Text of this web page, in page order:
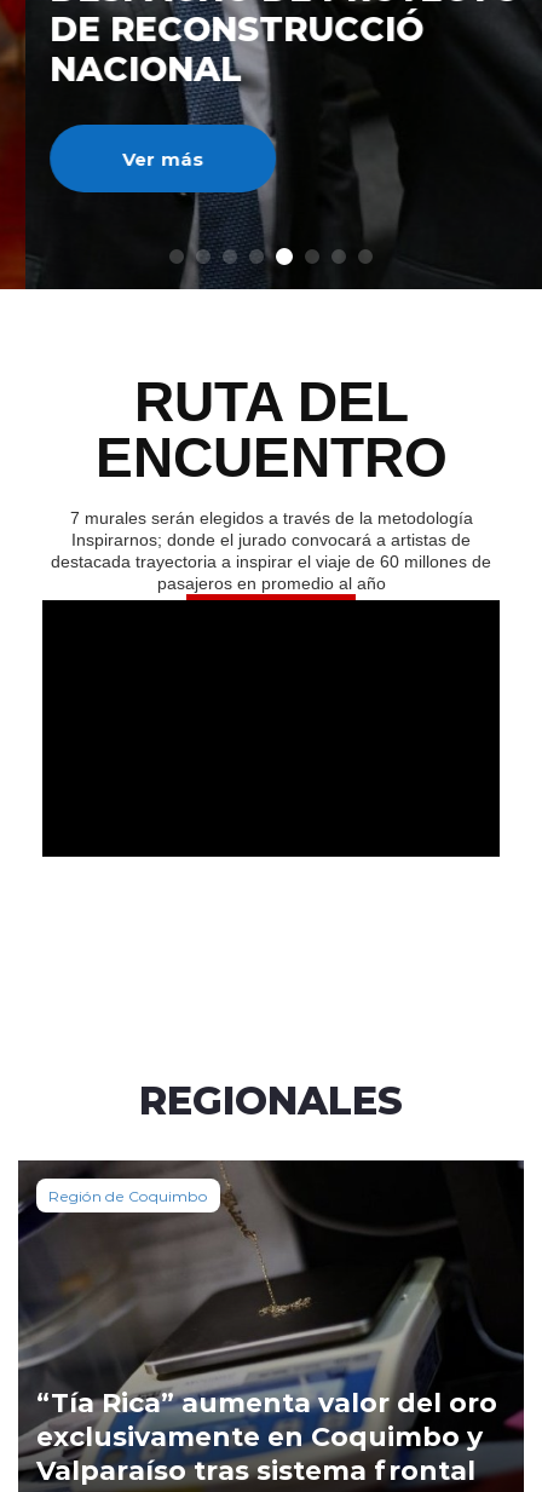
DE RECONSTRUCCIÓ
NACIONAL
Ver más
RUTA DEL
ENCUENTRO
7 murales serán elegidos a través de la metodología
Inspirarnos; donde el jurado convocará a artistas de
destacada trayectoria a inspirar el viaje de 60 millones de
pasajeros en promedio al año
REGIONALES
Región de Coquimbo
“Tía Rica” aumenta valor del oro
exclusivamente en Coquimbo y
Valparaíso tras sistema frontal